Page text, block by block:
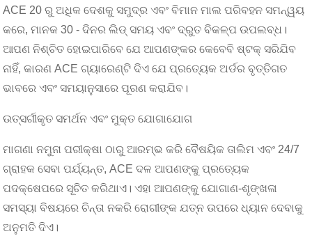
ACE 20 ରୁ ଅଧିକ ଦେଶକୁ ସମୁଦ୍ର ଏବଂ ବିମାନ ମାଲ ପରିବହନ ସମନ୍ୱୟ
କରେ, ମାନକ 30 - ଦିନର ଲିଡ୍ ସମୟ ଏବଂ ଦ୍ରୁତ ବିକଳ୍ପ ଉପଲବ୍ଧ।
ଆପଣ ନିଶ୍ଚିତ ହୋଇପାରିବେ ଯେ ଆପଣଙ୍କର କେବେବି ଷ୍ଟକ୍ ସରିଯିବ
ନାହିଁ, କାରଣ ACE ଗ୍ୟାରେଣ୍ଟି ଦିଏ ଯେ ପ୍ରତ୍ୟେକ ଅର୍ଡର ବୃତ୍ତିଗତ
ଭାବରେ ଏବଂ ସମୟାନୁସାରେ ପୂରଣ କରାଯିବ।
ଉତ୍ସର୍ଗୀକୃତ ସମର୍ଥନ ଏବଂ ମୁକ୍ତ ଯୋଗାଯୋଗ
ମାଗଣା ନମୁନା ପରୀକ୍ଷା ଠାରୁ ଆରମ୍ଭ କରି ବୈଷୟିକ ତାଲିମ ଏବଂ 24/7
ଗ୍ରାହକ ସେବା ପର୍ଯ୍ୟନ୍ତ, ACE ଦଳ ଆପଣଙ୍କୁ ପ୍ରତ୍ୟେକ
ପଦକ୍ଷେପରେ ସୂଚିତ କରିଥାଏ। ଏହା ଆପଣଙ୍କୁ ଯୋଗାଣ-ଶୃଙ୍ଖଳା
ସମସ୍ୟା ବିଷୟରେ ଚିନ୍ତା ନକରି ରୋଗୀଙ୍କ ଯତ୍ନ ଉପରେ ଧ୍ୟାନ ଦେବାକୁ
ଅନୁମତି ଦିଏ।